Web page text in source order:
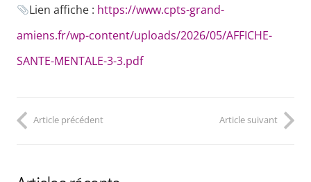
Lien affiche : https://www.cpts-grand-
amiens.fr/wp-content/uploads/2026/05/AFFICHE-
SANTE-MENTALE-3-3.pdf
Article précédent Article suivant